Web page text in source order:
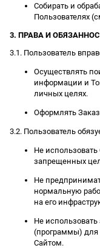
Собирать и
Пользователях
3. ПРАВА И
3.1. Пользователь
Осуществлять
информации и
личных целях.
Оформлять
3.2. Пользователь
Не
запрещенных
Не
нормальную
на его
Не
(программы) для
Сайтом.